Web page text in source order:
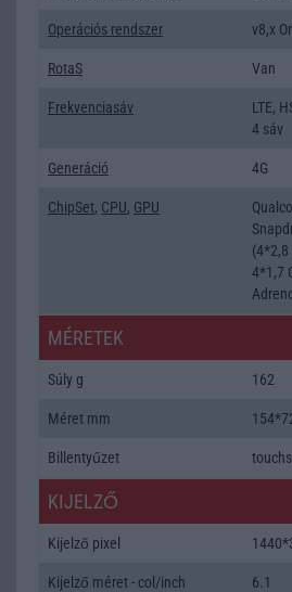
Operációs rendszer v8,x
RotaS Van
Frekvenciasáv
LTE,
4 sáv
Generáció 4G
ChipSet, CPU, GPU
(4*2,8
4*1,7
MÉRETEK
Súly g 162
Méret mm
Billentyűzet
KIJELZŐ
Kijelző pixel
Kijelző méret - col/inch 6.1